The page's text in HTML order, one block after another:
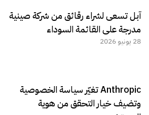
آبل تسعى لشراء رقائق من شركة صينية
مدرجة على القائمة السوداء
28 يونيو 2026
Anthropic تغيّر سياسة الخصوصية
وتضيف خيار التحقق من هوية